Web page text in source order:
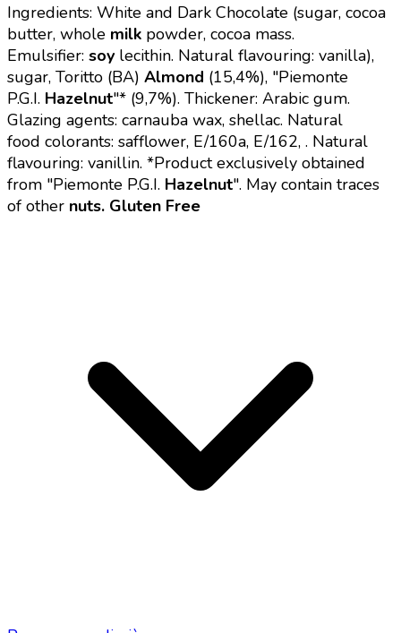
Ingredients: White and Dark Chocolate (sugar, cocoa
butter, whole milk powder, cocoa mass.
Emulsifier: soy lecithin. Natural flavouring: vanilla),
sugar, Toritto (BA) Almond (15,4%), "Piemonte
P.G.I. Hazelnut"* (9,7%). Thickener: Arabic gum.
Glazing agents: carnauba wax, shellac. Natural
food colorants: safflower, E/160a, E/162, . Natural
flavouring: vanillin. *Product exclusively obtained
from "Piemonte P.G.I. Hazelnut". May contain traces
of other nuts. Gluten Free